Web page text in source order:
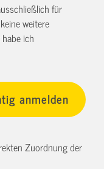
für
weitere
ich
Zuordnung der